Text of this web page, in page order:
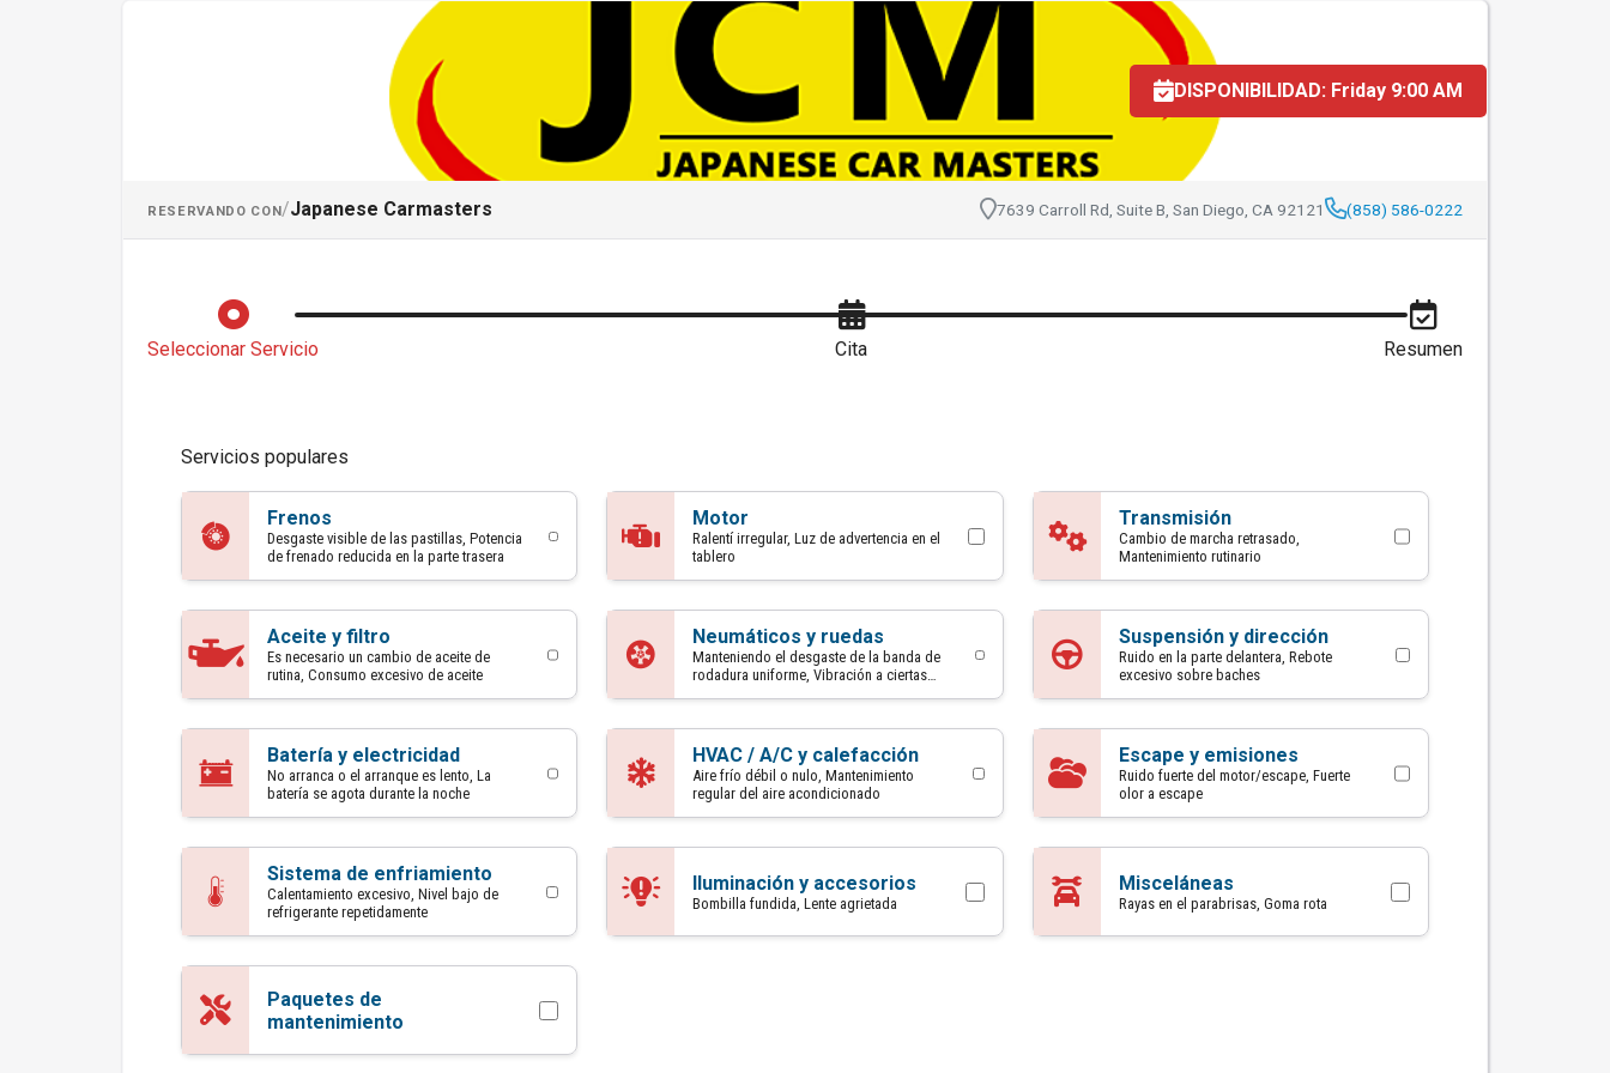
Programar una cita con Japanese Carmasters
DISPONIBILIDAD: Friday 9:00 AM
RESERVANDO CON/Japanese Carmasters 7639 Carroll Rd, Suite B, San Diego, CA 92121 (858) 586-0222
Seleccionar Servicio Cita Resumen
Servicios populares
Frenos
Desgaste visible de las pastillas, Potencia
de frenado reducida en la parte trasera
Motor
Ralentí irregular, Luz de advertencia en el
tablero
Transmisión
Cambio de marcha retrasado,
Mantenimiento rutinario
Aceite y filtro
Es necesario un cambio de aceite de
rutina, Consumo excesivo de aceite
Neumáticos y ruedas
Manteniendo el desgaste de la banda de
rodadura uniforme, Vibración a ciertas
Suspensión y dirección
Ruido en la parte delantera, Rebote
excesivo sobre baches
Batería y electricidad
No arranca o el arranque es lento, La
batería se agota durante la noche
HVAC / A/C y calefacción
Aire frío débil o nulo, Mantenimiento
regular del aire acondicionado
Escape y emisiones
Ruido fuerte del motor/escape, Fuerte
olor a escape
Sistema de enfriamiento
Calentamiento excesivo, Nivel bajo de
refrigerante repetidamente
Iluminación y accesorios
Bombilla fundida, Lente agrietada
Misceláneas
Rayas en el parabrisas, Goma rota
Paquetes de
mantenimiento